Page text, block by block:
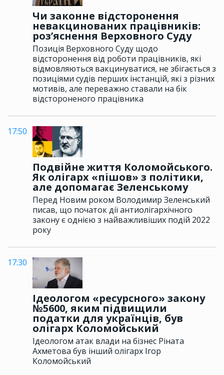
Чи законне відсторонення
невакцинованих працівників:
роз’яснення Верховного Суду
Позиція Верховного Суду щодо
відсторонення від роботи працівників, які
відмовляються вакцинуватися, не збігається з
позиціями судів перших інстанцій, які з різних
мотивів, але переважно ставали на бік
відстороненого працівника
17:50
Подвійне життя Коломойського.
Як олігарх «пішов» з політики,
але допомагає Зеленському
Перед Новим роком Володимир Зеленський
писав, що початок дії антиолігархічного
закону є однією з найважливіших подій 2022
року
17:30
Ідеологом «ресурсного» закону
№5600, яким підвищили
податки для українців, був
олігарх Коломойський
Ідеологом атак влади на бізнес Ріната
Ахметова був інший олігарх Ігор
Коломойський